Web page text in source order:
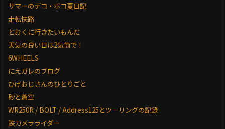
サマーのデコ・ボコ夏日記
走転快路
とおくに行きたいもんだ
天気の良い日は2気筒で！
6WHEELS
にえガレのブログ
ひげおじさんのひとりごと
砂と蒼空
WR250R / BOLT / Address125とツーリングの記録
鉄カメラライダー